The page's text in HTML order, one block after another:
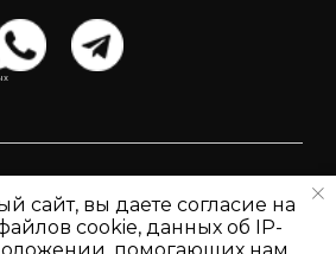
сайт, вы даете согласие на
cookie, данных об IP-